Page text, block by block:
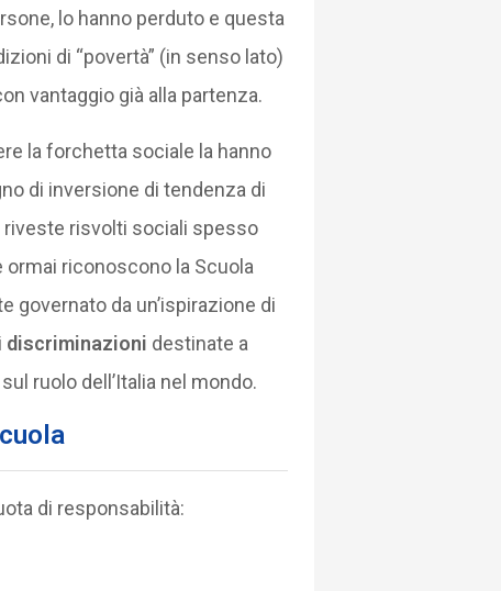
lo hanno perduto e questa
di “povertà” (in senso lato)
vantaggio già alla partenza.
la forchetta sociale la hanno
di inversione di tendenza di
risvolti sociali spesso
riconoscono la Scuola
governato da un’ispirazione di
discriminazioni destinate a
ruolo dell’Italia nel mondo.
di responsabilità: